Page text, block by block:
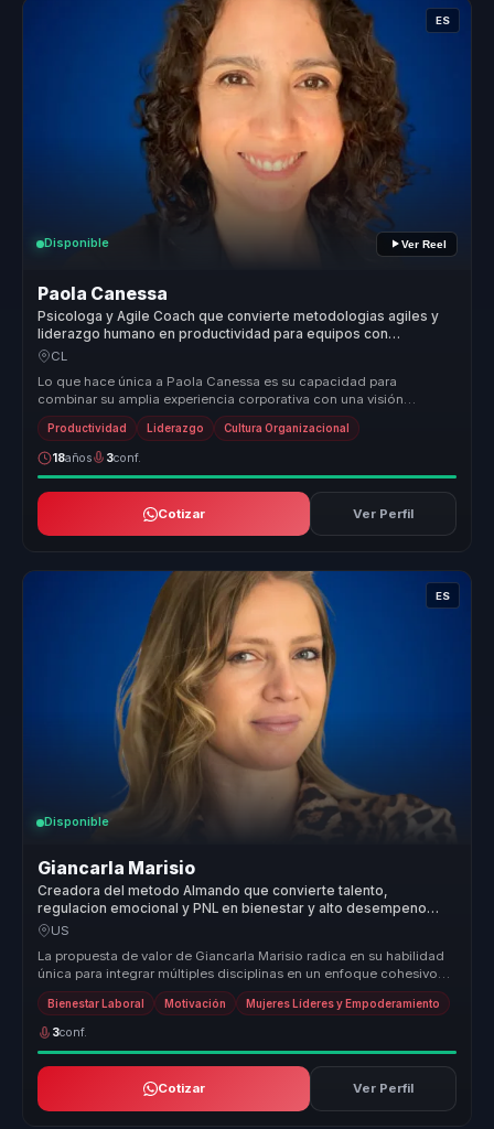
ES
Disponible Ver Reel
Paola Canessa
Psicologa y Agile Coach que convierte metodologias agiles y
liderazgo humano en productividad para equipos con
seguridad psicologica.
CL
Lo que hace única a Paola Canessa es su capacidad para
combinar su amplia experiencia corporativa con una visión
transformadora del lider...
Productividad Liderazgo Cultura Organizacional
18años 3conf.
Cotizar Ver Perfil
ES
Disponible
Giancarla Marisio
Creadora del metodo Almando que convierte talento,
regulacion emocional y PNL en bienestar y alto desempeno
para lideres.
US
La propuesta de valor de Giancarla Marisio radica en su habilidad
única para integrar múltiples disciplinas en un enfoque cohesivo
que pr...
Bienestar Laboral Motivación Mujeres Líderes y Empoderamiento
3conf.
Cotizar Ver Perfil